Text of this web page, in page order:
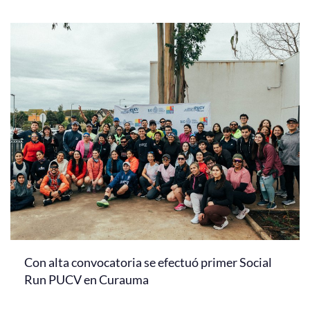
Con alta convocatoria se efectuó primer Social
Run PUCV en Curauma